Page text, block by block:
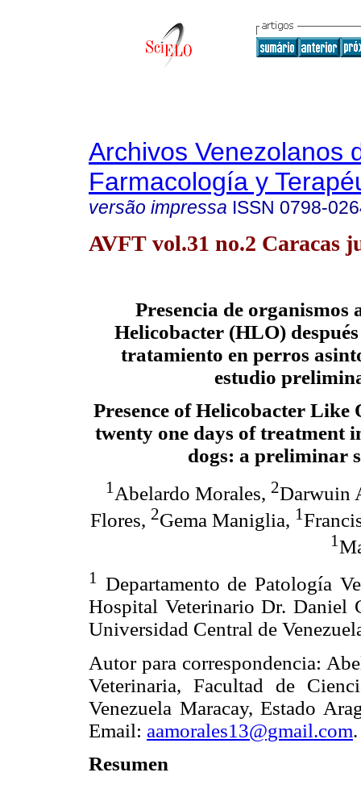
Archivos Venezolanos
Farmacología y
versão impressa ISSN 0798-
AVFT vol.31 no.2 Caracas
Presencia de organismos
Helicobacter (HLO)
tratamiento en perros
estudio
Presence of Helicobacter Like
twenty one days of treatment
dogs: a preliminar
1 Abelardo Morales, 2Darwuin
Flores, 2Gema Maniglia, 1
1
1
Departamento de Patología
Hospital Veterinario Dr. Daniel
Universidad Central de
Autor para correspondencia:
Veterinaria, Facultad de
Venezuela Maracay, Estado
Email: aamorales13@gmail.com.
Resumen